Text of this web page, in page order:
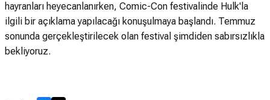
hayranları heyecanlanırken, Comic-Con festivalinde Hulk'la
ilgili bir açıklama yapılacağı konuşulmaya başlandı. Temmuz
sonunda gerçekleştirilecek olan festival şimdiden sabırsızlıkla
bekliyoruz.